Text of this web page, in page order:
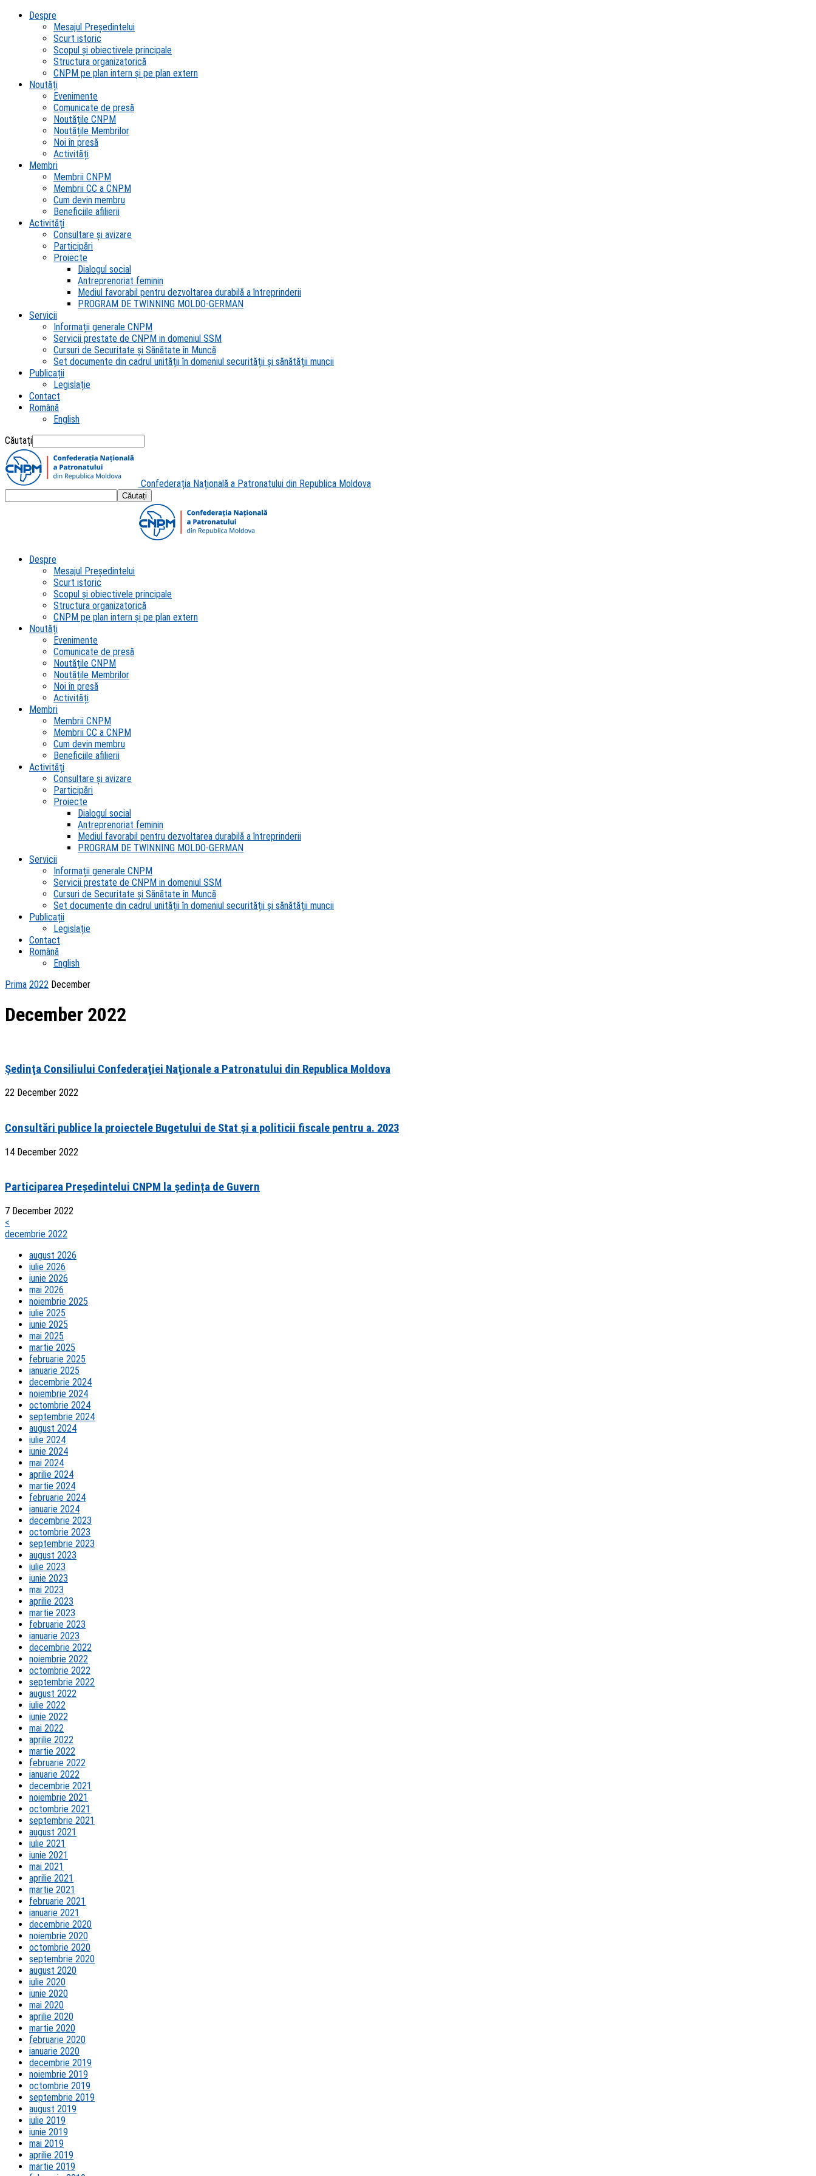
Despre
Mesajul Președintelui
Scurt istoric
Scopul şi obiectivele principale
Structura organizatorică
CNPM pe plan intern şi pe plan extern
Noutăți
Evenimente
Comunicate de presă
Noutățile CNPM
Noutățile Membrilor
Noi în presă
Activități
Membri
Membrii CNPM
Membrii CC a CNPM
Cum devin membru
Beneficiile afilierii
Activități
Consultare și avizare
Participări
Proiecte
Dialogul social
Antreprenoriat feminin
Mediul favorabil pentru dezvoltarea durabilă a întreprinderii
PROGRAM DE TWINNING MOLDO-GERMAN
Servicii
Informații generale CNPM
Servicii prestate de CNPM in domeniul SSM
Cursuri de Securitate și Sănătate în Muncă
Set documente din cadrul unității în domeniul securității și sănătății muncii
Publicații
Legislație
Contact
Română
English
Căutați
Confederația Națională a Patronatului din Republica Moldova
Despre
Mesajul Președintelui
Scurt istoric
Scopul şi obiectivele principale
Structura organizatorică
CNPM pe plan intern şi pe plan extern
Noutăți
Evenimente
Comunicate de presă
Noutățile CNPM
Noutățile Membrilor
Noi în presă
Activități
Membri
Membrii CNPM
Membrii CC a CNPM
Cum devin membru
Beneficiile afilierii
Activități
Consultare și avizare
Participări
Proiecte
Dialogul social
Antreprenoriat feminin
Mediul favorabil pentru dezvoltarea durabilă a întreprinderii
PROGRAM DE TWINNING MOLDO-GERMAN
Servicii
Informații generale CNPM
Servicii prestate de CNPM in domeniul SSM
Cursuri de Securitate și Sănătate în Muncă
Set documente din cadrul unității în domeniul securității și sănătății muncii
Publicații
Legislație
Contact
Română
English
Prima 2022 December
December 2022
Şedinţa Consiliului Confederaţiei Naţionale a Patronatului din Republica Moldova
22 December 2022
Consultări publice la proiectele Bugetului de Stat și a politicii fiscale pentru a. 2023
14 December 2022
Participarea Președintelui CNPM la ședința de Guvern
7 December 2022
<
decembrie 2022
august 2026
iulie 2026
iunie 2026
mai 2026
noiembrie 2025
iulie 2025
iunie 2025
mai 2025
martie 2025
februarie 2025
ianuarie 2025
decembrie 2024
noiembrie 2024
octombrie 2024
septembrie 2024
august 2024
iulie 2024
iunie 2024
mai 2024
aprilie 2024
martie 2024
februarie 2024
ianuarie 2024
decembrie 2023
octombrie 2023
septembrie 2023
august 2023
iulie 2023
iunie 2023
mai 2023
aprilie 2023
martie 2023
februarie 2023
ianuarie 2023
decembrie 2022
noiembrie 2022
octombrie 2022
septembrie 2022
august 2022
iulie 2022
iunie 2022
mai 2022
aprilie 2022
martie 2022
februarie 2022
ianuarie 2022
decembrie 2021
noiembrie 2021
octombrie 2021
septembrie 2021
august 2021
iulie 2021
iunie 2021
mai 2021
aprilie 2021
martie 2021
februarie 2021
ianuarie 2021
decembrie 2020
noiembrie 2020
octombrie 2020
septembrie 2020
august 2020
iulie 2020
iunie 2020
mai 2020
aprilie 2020
martie 2020
februarie 2020
ianuarie 2020
decembrie 2019
noiembrie 2019
octombrie 2019
septembrie 2019
august 2019
iulie 2019
iunie 2019
mai 2019
aprilie 2019
martie 2019